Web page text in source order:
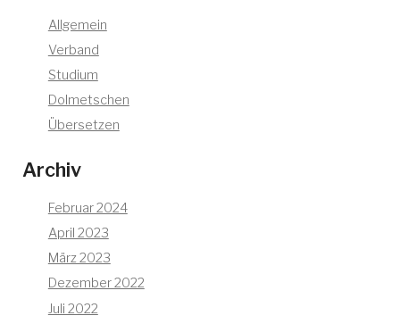
Allgemein
Verband
Studium
Dolmetschen
Übersetzen
Archiv
Februar 2024
April 2023
März 2023
Dezember 2022
Juli 2022